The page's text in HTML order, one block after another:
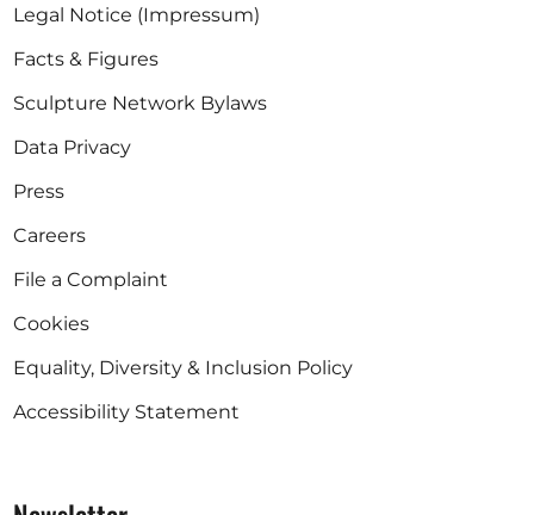
Legal Notice (Impressum)
Facts & Figures
Sculpture Network Bylaws
Data Privacy
Press
Careers
File a Complaint
Cookies
Equality, Diversity & Inclusion Policy
Accessibility Statement